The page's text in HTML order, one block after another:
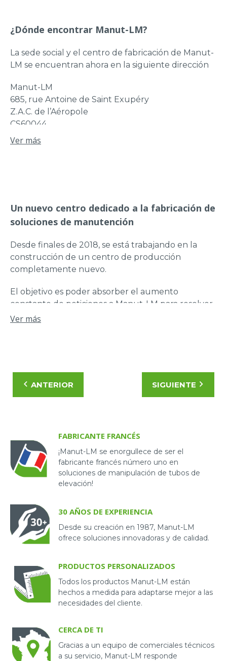
¿Dónde encontrar Manut-LM?
La sede social y el centro de fabricación de Manut-
LM se encuentran ahora en la siguiente dirección
Manut-LM
685, rue Antoine de Saint Exupéry
Z.A.C. de l’Aéropole
CS60044
44152 ANCENIS-SAINT-GEREON Cedex,
Póngase en contacto con nosotros en el 02 40 96
Ver más
Un nuevo centro dedicado a la fabricación de
soluciones de manutención
Desde finales de 2018, se está trabajando en la
construcción de un centro de producción
completamente nuevo.
El objetivo es poder absorber el aumento
constante de peticiones a Manut-LM para resolver
problemas de ayuda a la manipulación.
seguridad.
Ver más
ANTERIOR SIGUIENTE
FABRICANTE FRANCÉS
¡Manut-LM se enorgullece de ser el
fabricante francés número uno en
soluciones de manipulación de tubos de
elevación!
30 AÑOS DE EXPERIENCIA
Desde su creación en 1987, Manut-LM
ofrece soluciones innovadoras y de calidad.
PRODUCTOS PERSONALIZADOS
Todos los productos Manut-LM están
hechos a medida para adaptarse mejor a las
necesidades del cliente.
CERCA DE TI
Gracias a un equipo de comerciales técnicos
a su servicio, Manut-LM responde